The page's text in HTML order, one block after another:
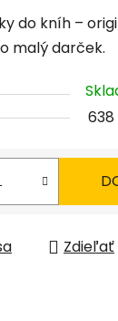
do kníh –
malý darček.
638
Zdieľať